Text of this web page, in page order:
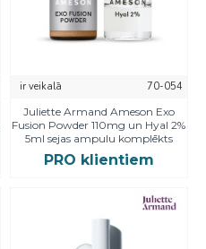
ir veikalā
70-054
Juliette Armand Ameson Exo
Fusion Powder 110mg un Hyal 2%
5ml sejas ampulu komplēkts
PRO klientiem